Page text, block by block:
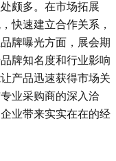
颇多。在市场拓展
快速建立合作关系，
牌曝光方面，展会期
牌知名度和行业影响
产品迅速获得市场关
业采购商的深入洽
业带来实实在在的经